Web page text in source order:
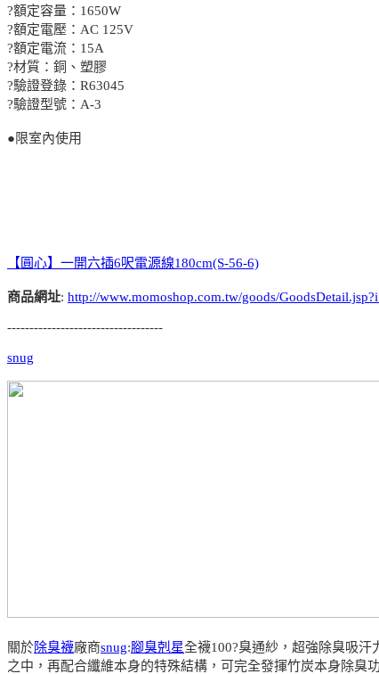
?額定容量：1650W
?額定電壓：AC 125V
?額定電流：15A
?材質：銅、塑膠
?驗證登錄：R63045
?驗證型號：A-3
●限室內使用
【圓心】一開六插6呎電源線180cm(S-56-6)
商品網址: http://www.momoshop.com.tw/goods/
-----------------------------------
snug
關於除臭襪廠商snug:腳臭剋星全襪100?臭通紗，超強除臭吸
之中，再配合纖維本身的特殊結構，可完全發揮竹炭本身除臭